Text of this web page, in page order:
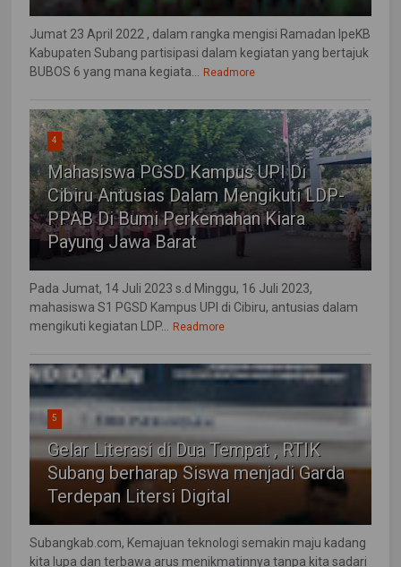
Jumat 23 April 2022 , dalam rangka mengisi Ramadan IpeKB
Kabupaten Subang partisipasi dalam kegiatan yang bertajuk
BUBOS 6 yang mana kegiata... Readmore
4
Mahasiswa PGSD Kampus UPI Di
Cibiru Antusias Dalam Mengikuti LDP-
PPAB Di Bumi Perkemahan Kiara
Payung Jawa Barat
Pada Jumat, 14 Juli 2023 s.d Minggu, 16 Juli 2023,
mahasiswa S1 PGSD Kampus UPI di Cibiru, antusias dalam
mengikuti kegiatan LDP... Readmore
5
Gelar Literasi di Dua Tempat , RTIK
Subang berharap Siswa menjadi Garda
Terdepan Litersi Digital
Subangkab.com, Kemajuan teknologi semakin maju kadang
kita lupa dan terbawa arus menikmatinnya tanpa kita sadari